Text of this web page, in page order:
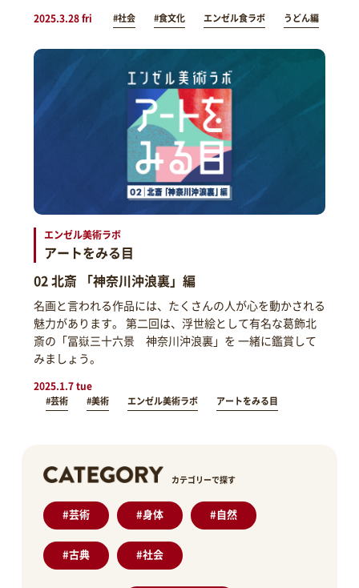
2025.3.28 fri #社会 #食文化 エンゼル食ラボ うどん編
エンゼル美術ラボ
アートをみる目
02 北斎 「神奈川沖浪裏」編
名画と言われる作品には、たくさんの人が心を動かされる
魅力があります。 第二回は、浮世絵として有名な葛飾北
斎の「冨嶽三十六景 神奈川沖浪裏」を 一緒に鑑賞して
みましょう。
2025.1.7 tue
#芸術 #美術 エンゼル美術ラボ アートをみる目
カテゴリーで探す
#芸術 #身体 #自然
#古典 #社会